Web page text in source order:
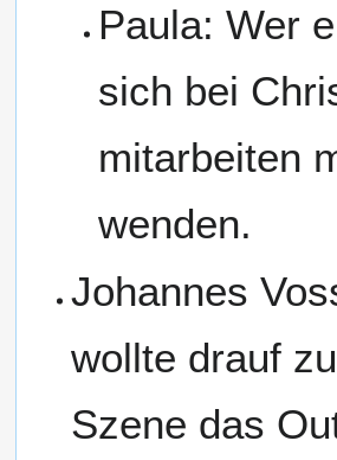
Paula: Wer
sich bei
mitarbeiten
wenden.
Johannes
wollte drauf
Szene das